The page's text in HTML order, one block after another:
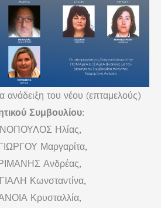
ανάδειξη του νέου (επταμελούς)
Συμβουλίου:
Ηλίας,
Μαργαρίτα,
Ανδρέας,
Κωνσταντίνα,
Κρυσταλλία,